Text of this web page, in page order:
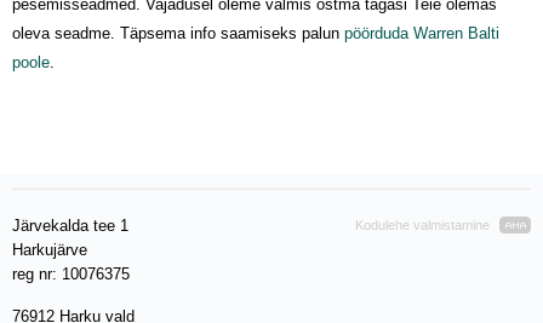
pesemisseadmed. Vajadusel oleme valmis ostma tagasi Teie olemas
oleva seadme. Täpsema info saamiseks palun pöörduda Warren Balti
poole.
Järvekalda tee 1
Harkujärve
reg nr: 10076375
76912 Harku vald
Kodulehe valmistamine